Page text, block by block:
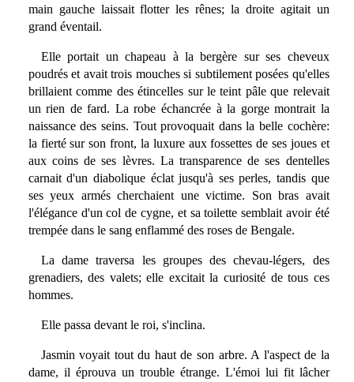
main gauche laissait flotter les rênes; la droite agitait un
grand éventail.
Elle portait un chapeau à la bergère sur ses cheveux
poudrés et avait trois mouches si subtilement posées qu'elles
brillaient comme des étincelles sur le teint pâle que relevait
un rien de fard. La robe échancrée à la gorge montrait la
naissance des seins. Tout provoquait dans la belle cochère:
la fierté sur son front, la luxure aux fossettes de ses joues et
aux coins de ses lèvres. La transparence de ses dentelles
carnait d'un diabolique éclat jusqu'à ses perles, tandis que
ses yeux armés cherchaient une victime. Son bras avait
l'élégance d'un col de cygne, et sa toilette semblait avoir été
trempée dans le sang enflammé des roses de Bengale.
La dame traversa les groupes des chevau-légers, des
grenadiers, des valets; elle excitait la curiosité de tous ces
hommes.
Elle passa devant le roi, s'inclina.
Jasmin voyait tout du haut de son arbre. A l'aspect de la
dame, il éprouva un trouble étrange. L'émoi lui fit lâcher